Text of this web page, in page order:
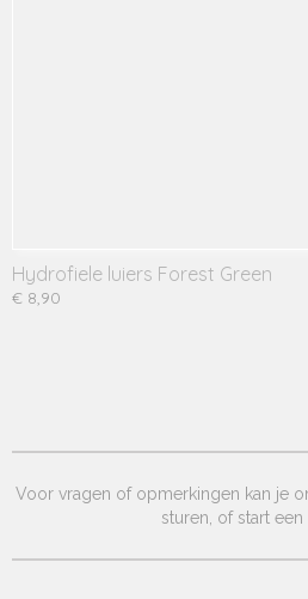
Hydrofiele luiers Forest Green
€ 8,90
Voor vragen of opmerkingen kan je
sturen, of start een